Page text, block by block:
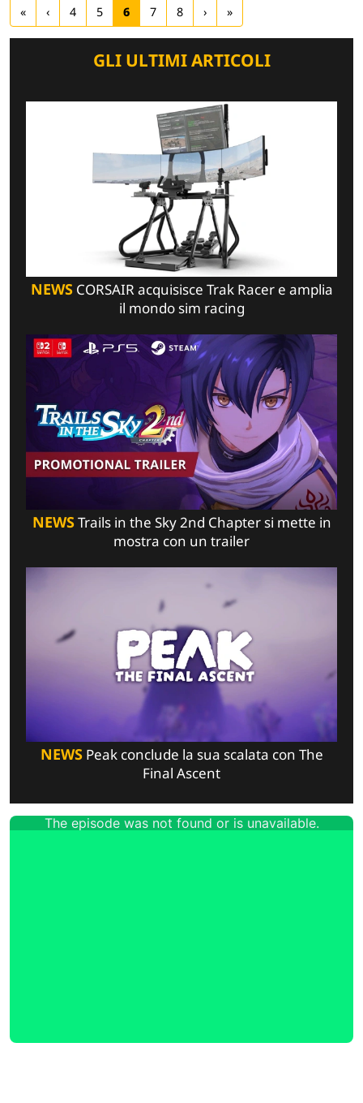
« ‹ 4 5 6 7 8 › »
GLI ULTIMI ARTICOLI
NEWSCORSAIR acquisisce Trak Racer e amplia
il mondo sim racing
NEWSTrails in the Sky 2nd Chapter si mette in
mostra con un trailer
NEWSPeak conclude la sua scalata con The
Final Ascent